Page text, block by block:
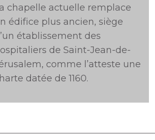
chapelle actuelle remplace
édifice plus ancien, siège
établissement des
de Saint-Jean-de-
comme l’atteste une
datée de 1160.